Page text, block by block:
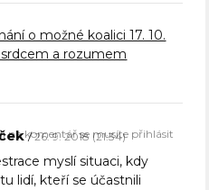
o možné koalici 17. 10.
a rozumem
26. 9. 2018 (21:34)
myslí situaci, kdy
lidí, kteří se účastnili
na komentář se musíte přihlásit